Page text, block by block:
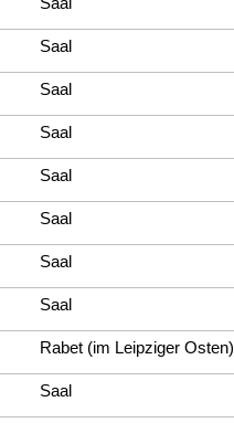
Saal
Saal
Saal
Saal
Saal
Saal
Saal
Rabet (im Leipziger Osten)
Saal